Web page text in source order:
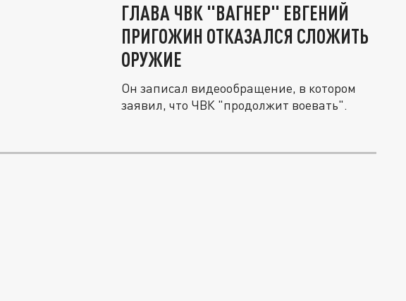
ГЛАВА ЧВК "ВАГНЕР" ЕВГЕНИЙ
ПРИГОЖИН ОТКАЗАЛСЯ СЛОЖИТЬ
ОРУЖИЕ
Он записал видеообращение, в котором
заявил, что ЧВК "продолжит воевать".